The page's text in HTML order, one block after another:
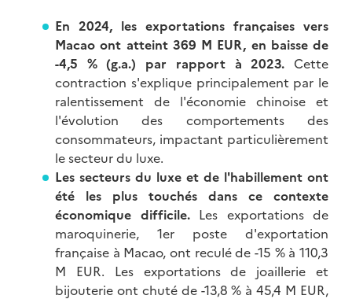
En 2024, les exportations françaises vers
Macao ont atteint 369 M EUR, en baisse de
-4,5 % (g.a.) par rapport à 2023. Cette
contraction s'explique principalement par le
ralentissement de l'économie chinoise et
l'évolution des comportements des
consommateurs, impactant particulièrement
le secteur du luxe.
Les secteurs du luxe et de l'habillement ont
été les plus touchés dans ce contexte
économique difficile.Les exportations de
maroquinerie, 1er poste d'exportation
française à Macao, ont reculé de -15 % à 110,3
M EUR. Les exportations de joaillerie et
bijouterie ont chuté de -13,8 % à 45,4 M EUR,